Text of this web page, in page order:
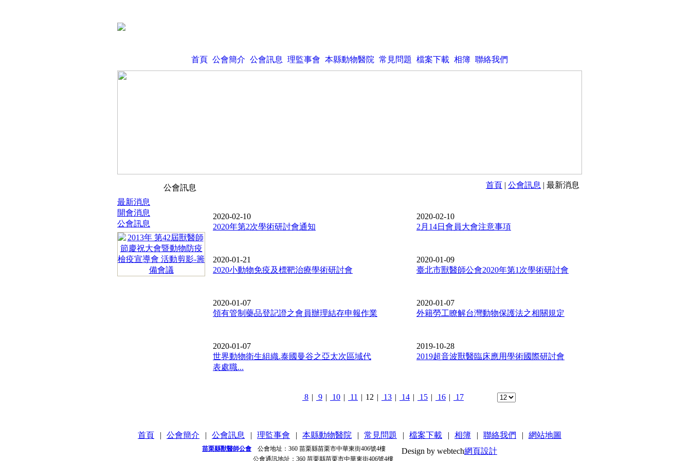
首頁 公會簡介 公會訊息 理監事會 本縣動物醫院 常見問題 檔案下載 相簿 聯絡我們
公會訊息 首頁 | 公會訊息 | 最新消息
最新消息
開會消息
公會訊息
2020-02-10
2020年第2次學術研討會通知
2020-02-10
2月14日會員大會注意事項
2020-01-21
2020小動物免疫及標靶治療學術研討會
2020-01-09
臺北市獸醫師公會2020年第1次學術研討會
2020-01-07
領有管制藥品登記證之會員辦理結存申報作業
2020-01-07
外籍勞工瞭解台灣動物保護法之相關規定
2020-01-07
世界動物衛生組織.泰國曼谷之亞太次區域代
表處職...
2019-10-28
2019超音波獸醫臨床應用學術國際研討會
8 | 9 | 10 | 11 | 12 | 13 | 14 | 15 | 16 | 17
首頁 | 公會簡介 | 公會訊息 | 理監事會 | 本縣動物醫院 | 常見問題 | 檔案下載 | 相簿 | 聯絡我們 | 網站地圖
苗栗縣獸醫師公會 公會地址： 360 苗栗縣苗栗市中華東街406號4樓
公會通訊地址： 360 苗栗縣苗栗市中華東街406號4樓
Design by webtech網頁設計